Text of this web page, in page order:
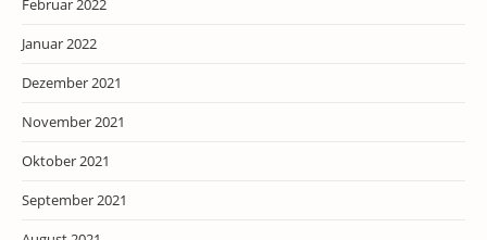
Februar 2022
Januar 2022
Dezember 2021
November 2021
Oktober 2021
September 2021